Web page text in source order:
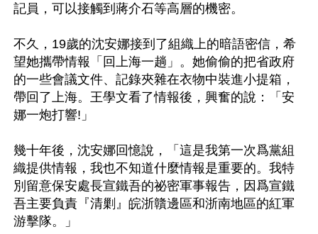
記員，可以接觸到蔣介石等高層的機密。
不久，19歲的沈安娜接到了組織上的暗語密信，希
望她攜帶情報「回上海一趟」。她偷偷的把省政府
的一些會議文件、記錄夾雜在衣物中裝進小提箱，
帶回了上海。王學文看了情報後，興奮的說：「安
娜一炮打響!」
幾十年後，沈安娜回憶說，「這是我第一次爲黨組
織提供情報，我也不知道什麼情報是重要的。我特
別留意保安處長宣鐵吾的祕密軍事報告，因爲宣鐵
吾主要負責『清剿』皖浙贛邊區和浙南地區的紅軍
游擊隊。」